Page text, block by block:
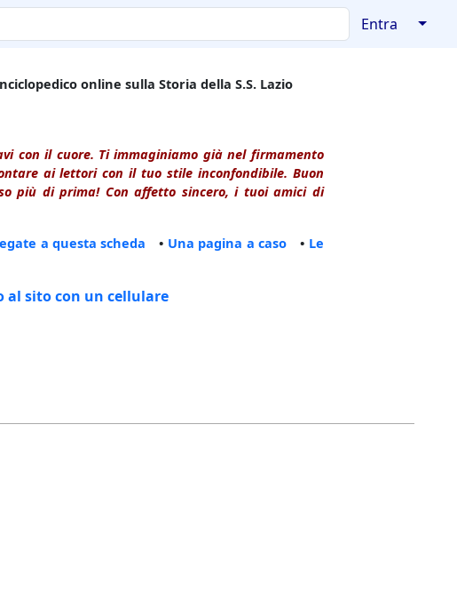
Entra ↓
online sulla Storia della S.S. Lazio
con il cuore. Ti immaginiamo già nel firmamento
ai lettori con il tuo stile inconfondibile. Buon
più di prima! Con affetto sincero, i tuoi amici di
a questa scheda • Una pagina a caso • Le
al sito con un cellulare